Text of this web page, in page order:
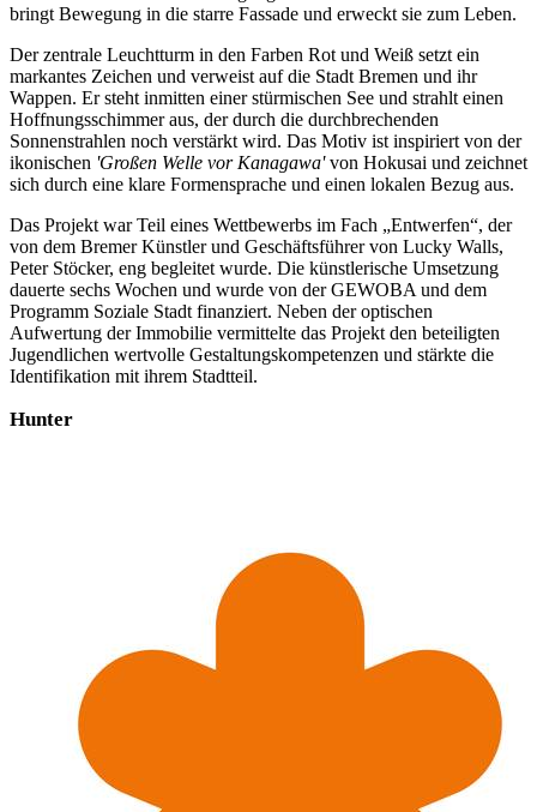
bringt Bewegung in die starre Fassade und erweckt sie zum Leben.
Der zentrale Leuchtturm in den Farben Rot und Weiß setzt ein
markantes Zeichen und verweist auf die Stadt Bremen und ihr
Wappen. Er steht inmitten einer stürmischen See und strahlt einen
Hoffnungsschimmer aus, der durch die durchbrechenden
Sonnenstrahlen noch verstärkt wird. Das Motiv ist inspiriert von der
ikonischen 'Großen Welle vor Kanagawa'von Hokusai und zeichnet
sich durch eine klare Formensprache und einen lokalen Bezug aus.
Das Projekt war Teil eines Wettbewerbs im Fach „Entwerfen“, der
von dem Bremer Künstler und Geschäftsführer von Lucky Walls,
Peter Stöcker, eng begleitet wurde. Die künstlerische Umsetzung
dauerte sechs Wochen und wurde von der GEWOBA und dem
Programm Soziale Stadt finanziert. Neben der optischen
Aufwertung der Immobilie vermittelte das Projekt den beteiligten
Jugendlichen wertvolle Gestaltungskompetenzen und stärkte die
Identifikation mit ihrem Stadtteil.
Hunter